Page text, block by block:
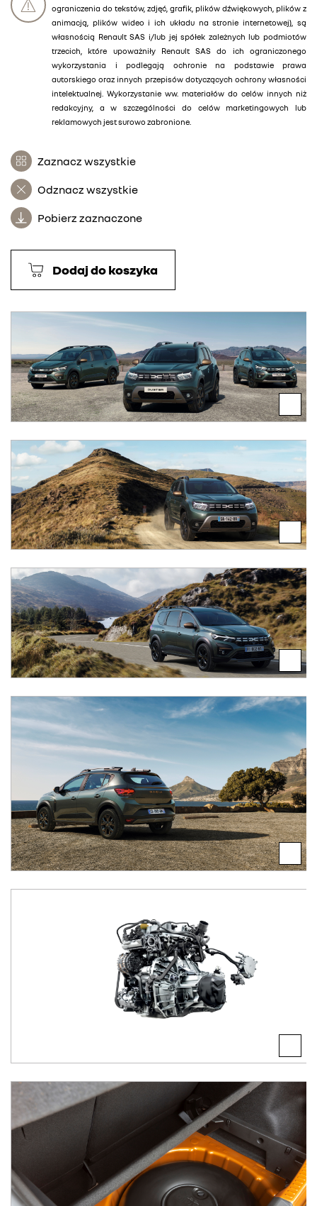
ograniczenia do tekstów, zdjęć, grafik, plików dźwiękowych, plików z
animacją, plików wideo i ich układu na stronie internetowej), są
własnością Renault SAS i/lub jej spółek zależnych lub podmiotów
trzecich, które upoważniły Renault SAS do ich ograniczonego
wykorzystania i podlegają ochronie na podstawie prawa
autorskiego oraz innych przepisów dotyczących ochrony własności
intelektualnej. Wykorzystanie ww. materiałów do celów innych niż
redakcyjny, a w szczególności do celów marketingowych lub
reklamowych jest surowo zabronione.
Zaznacz wszystkie
Odznacz wszystkie
Pobierz zaznaczone
Dodaj do koszyka